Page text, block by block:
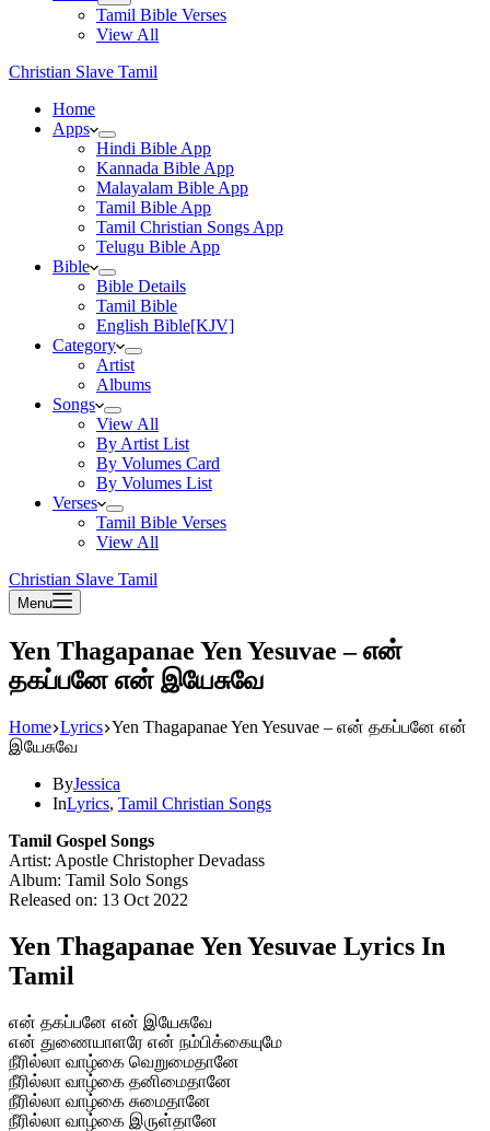
Tamil Bible Verses
View All
Christian Slave Tamil
Home
Apps
Hindi Bible App
Kannada Bible App
Malayalam Bible App
Tamil Bible App
Tamil Christian Songs App
Telugu Bible App
Bible
Bible Details
Tamil Bible
English Bible[KJV]
Category
Artist
Albums
Songs
View All
By Artist List
By Volumes Card
By Volumes List
Verses
Tamil Bible Verses
View All
Christian Slave Tamil
Menu
Yen Thagapanae Yen Yesuvae – என்
தகப்பனே என் இயேசுவே
Home Lyrics Yen Thagapanae Yen Yesuvae – என் தகப்பனே என்
இயேசுவே
ByJessica
InLyrics, Tamil Christian Songs
Tamil Gospel Songs
Artist: Apostle Christopher Devadass
Album: Tamil Solo Songs
Released on: 13 Oct 2022
Yen Thagapanae Yen Yesuvae Lyrics In
Tamil
என் தகப்பனே என் இயேசுவே
என் துணையாளரே என் நம்பிக்கையுமே
நீரில்லா வாழ்கை வெறுமைதானே
நீரில்லா வாழ்கை தனிமைதானே
நீரில்லா வாழ்கை சுமைதானே
நீரில்லா வாழ்கை இருள்தானே